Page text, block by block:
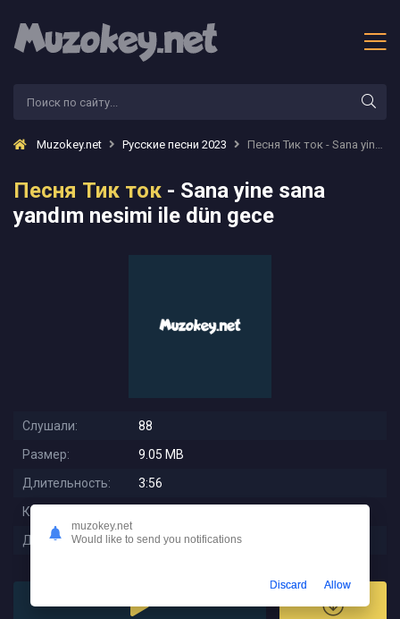
Muzokey.net Русские песни 2023 Песня Тик ток - Sana yine sana yandım nesimi ile dün gece
Песня Тик ток - Sana yine sana
yandım nesimi ile dün gece
Слушали:
88
Размер:
9.05 MB
Длительность:
3:56
Качество:
Дата релиза:
2025-11-03 20:53:01
muzokey.net
Would like to send you notifications
Discard Allow